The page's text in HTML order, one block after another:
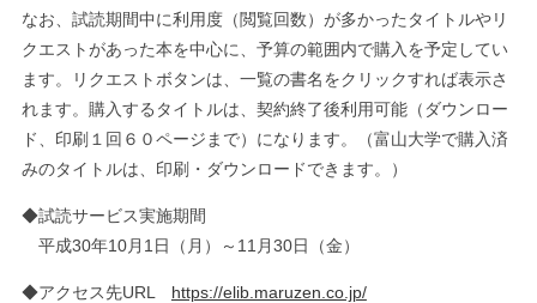
なお、試読期間中に利用度（閲覧回数）が多かったタイトルやリ
クエストがあった本を中心に、予算の範囲内で購入を予定してい
ます。リクエストボタンは、一覧の書名をクリックすれば表示さ
れます。購入するタイトルは、契約終了後利用可能（ダウンロー
ド、印刷１回６０ページまで）になります。（富山大学で購入済
みのタイトルは、印刷・ダウンロードできます。）
◆試読サービス実施期間
平成30年10月1日（月）～11月30日（金）
◆アクセス先URL https://elib.maruzen.co.jp/